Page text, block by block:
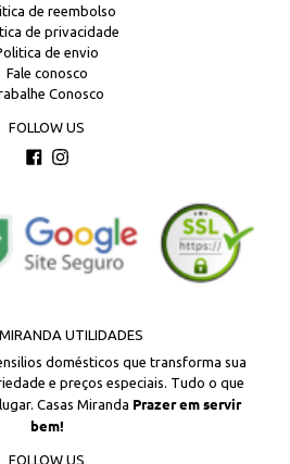
de reembolso
de privacidade
de envio
Fale conosco
Conosco
FOLLOW US
FacebookInstagram
UTILIDADES
domésticos que transforma sua
e preços especiais. Tudo o que
Casas Miranda Prazer em servir
bem!
FOLLOW US